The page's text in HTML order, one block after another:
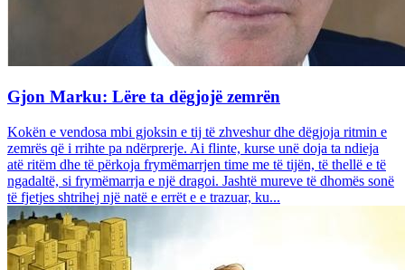
Gjon Marku: Lëre ta dëgjojë zemrën
Kokën e vendosa mbi gjoksin e tij të zhveshur dhe dëgjoja ritmin e
zemrës që i rrihte pa ndërprerje. Ai flinte, kurse unë doja ta ndieja
atë ritëm dhe të përkoja frymëmarrjen time me të tijën, të thellë e të
ngadaltë, si frymëmarrja e një dragoi. Jashtë mureve të dhomës sonë
të fjetjes shtrihej një natë e errët e e trazuar, ku...